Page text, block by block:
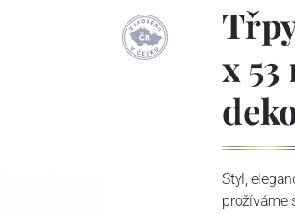
x
Styl,
prožíváme